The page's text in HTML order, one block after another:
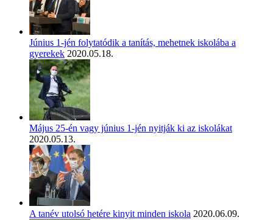
Június 1-jén folytatódik a tanítás, mehetnek iskolába a
gyerekek 2020.05.18.
Május 25-én vagy június 1-jén nyitják ki az iskolákat
2020.05.13.
A tanév utolsó hetére kinyit minden iskola 2020.06.09.